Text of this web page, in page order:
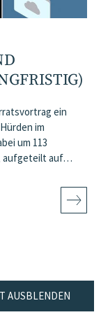
ein
im
um 113
aufgeteilt auf…
AUSBLENDEN